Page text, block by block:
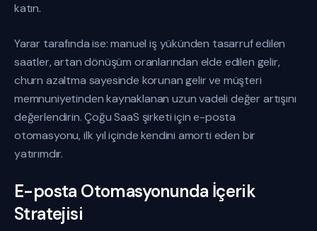
katın.
Yarar tarafında ise: manuel iş yükünden tasarruf edilen
saatler, artan dönüşüm oranlarından elde edilen gelir,
churn azaltma sayesinde korunan gelir ve müşteri
memnuniyetinden kaynaklanan uzun vadeli değer artışını
değerlendirin. Çoğu SaaS şirketi için e-posta
otomasyonu, ilk yıl içinde kendini amorti eden bir
yatırımdır.
E-posta Otomasyonunda İçerik
Stratejisi